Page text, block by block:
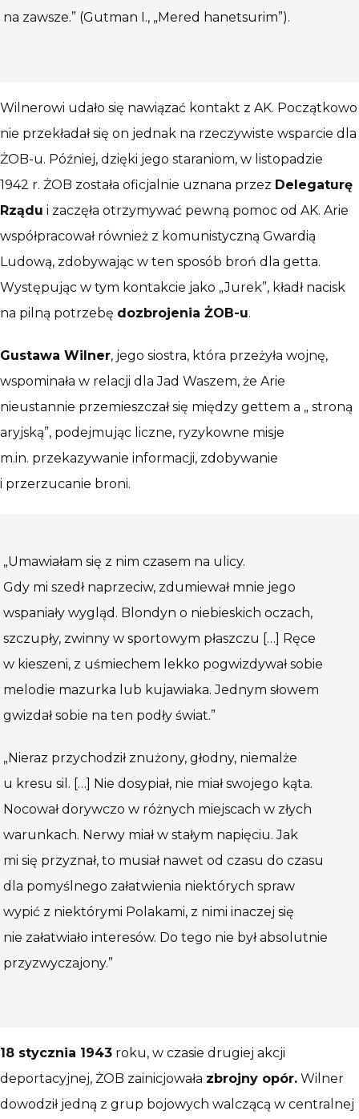
na zawsze.” (Gutman I., „Mered hanetsurim”).
Wilnerowi udało się nawiązać kontakt z AK. Początkowo
nie przekładał się on jednak na rzeczywiste wsparcie dla
ŻOB-u. Później, dzięki jego staraniom, w listopadzie
1942 r. ŻOB została oficjalnie uznana przez Delegaturę
Rządu i zaczęła otrzymywać pewną pomoc od AK. Arie
współpracował również z komunistyczną Gwardią
Ludową, zdobywając w ten sposób broń dla getta.
Występując w tym kontakcie jako „Jurek”, kładł nacisk
na pilną potrzebę dozbrojenia ŻOB-u.
Gustawa Wilner, jego siostra, która przeżyła wojnę,
wspominała w relacji dla Jad Waszem, że Arie
nieustannie przemieszczał się między gettem a „ stroną
aryjską”, podejmując liczne, ryzykowne misje
m.in. przekazywanie informacji, zdobywanie
i przerzucanie broni.
„Umawiałam się z nim czasem na ulicy.
Gdy mi szedł naprzeciw, zdumiewał mnie jego
wspaniały wygląd. Blondyn o niebieskich oczach,
szczupły, zwinny w sportowym płaszczu […] Ręce
w kieszeni, z uśmiechem lekko pogwizdywał sobie
melodie mazurka lub kujawiaka. Jednym słowem
gwizdał sobie na ten podły świat.”
„Nieraz przychodził znużony, głodny, niemalże
u kresu sil. […] Nie dosypiał, nie miał swojego kąta.
Nocował dorywczo w różnych miejscach w złych
warunkach. Nerwy miał w stałym napięciu. Jak
mi się przyznał, to musiał nawet od czasu do czasu
dla pomyślnego załatwienia niektórych spraw
wypić z niektórymi Polakami, z nimi inaczej się
nie załatwiało interesów. Do tego nie był absolutnie
przyzwyczajony.”
18 stycznia 1943 roku, w czasie drugiej akcji
deportacyjnej, ŻOB zainicjowała zbrojny opór. Wilner
dowodził jedną z grup bojowych walczącą w centralnej